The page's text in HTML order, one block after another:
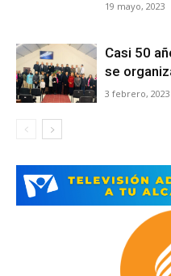
19 mayo, 2023
Casi 50
se
3 febrero, 2023